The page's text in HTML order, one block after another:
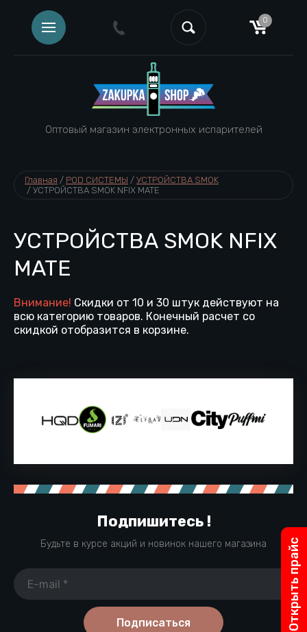
0
Оптовый магазин электронных испарителей
Главная / POD СИСТЕМЫ / УСТРОЙСТВА SMOK
/ УСТРОЙСТВА SMOK NFIX MATE
УСТРОЙСТВА SMOK NFIX
MATE
Внимание! Скидки от 10 и 30 штук действуют на
всю категорию товаров. Конечный расчет со
скидкой отобразится в корзине.
Подпишитесь !
Будьте в курсе акций и новинок нашего магазина
Подписаться Открыть прайс